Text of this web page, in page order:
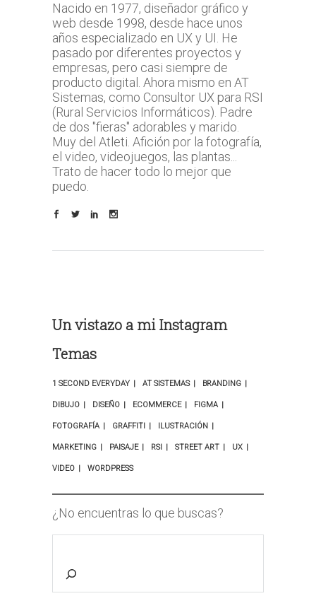
Nacido en 1977, diseñador gráfico y
web desde 1998, desde hace unos
años especializado en UX y UI. He
pasado por diferentes proyectos y
empresas, pero casi siempre de
producto digital. Ahora mismo en AT
Sistemas, como Consultor UX para RSI
(Rural Servicios Informáticos). Padre
de dos "fieras" adorables y marido.
Muy del Atleti. Afición por la fotografía,
el video, videojuegos, las plantas...
Trato de hacer todo lo mejor que
puedo.
Un vistazo a mi Instagram
Temas
1 SECOND EVERYDAY AT SISTEMAS BRANDING
DIBUJO DISEÑO ECOMMERCE FIGMA
FOTOGRAFÍA GRAFFITI ILUSTRACIÓN
MARKETING PAISAJE RSI STREET ART UX
VIDEO WORDPRESS
¿No encuentras lo que buscas?